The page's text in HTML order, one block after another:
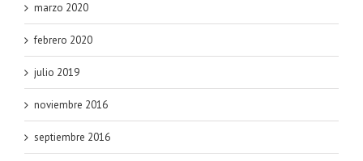
marzo 2020
febrero 2020
julio 2019
noviembre 2016
septiembre 2016